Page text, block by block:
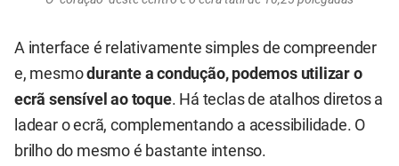
A interface é relativamente simples de compreender
e, mesmodurante a condução, podemos utilizar o
ecrã sensível ao toque. Há teclas de atalhos diretos a
ladear o ecrã, complementando a acessibilidade. O
brilho do mesmo é bastante intenso.